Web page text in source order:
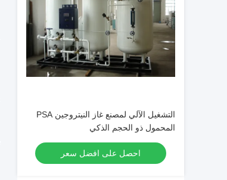
التشغيل الآلي لمصنع غاز النيتروجين PSA
المحمول ذو الحجم الذكي
احصل على افضل سعر